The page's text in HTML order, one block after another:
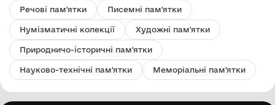
Речові пам'ятки Писемні пам'ятки
Нумізматичні колекції Художні пам'ятки
Природничо-історичні пам'ятки
Науково-технічні пам'ятки Меморіальні пам'ятки